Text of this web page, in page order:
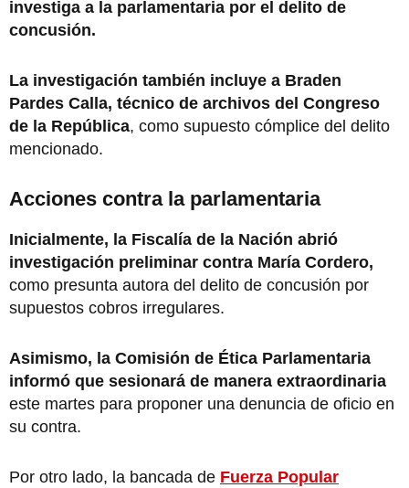
investiga a la parlamentaria por el delito de
concusión.
La investigación también incluye a Braden
Pardes Calla, técnico de archivos del Congreso
de la República, como supuesto cómplice del delito
mencionado.
Acciones contra la parlamentaria
Inicialmente, la Fiscalía de la Nación abrió
investigación preliminar contra María Cordero,
como presunta autora del delito de concusión por
supuestos cobros irregulares.
Asimismo, la Comisión de Ética Parlamentaria
informó que sesionará de manera extraordinaria
este martes para proponer una denuncia de oficio en
su contra.
Por otro lado, la bancada de Fuerza Popular